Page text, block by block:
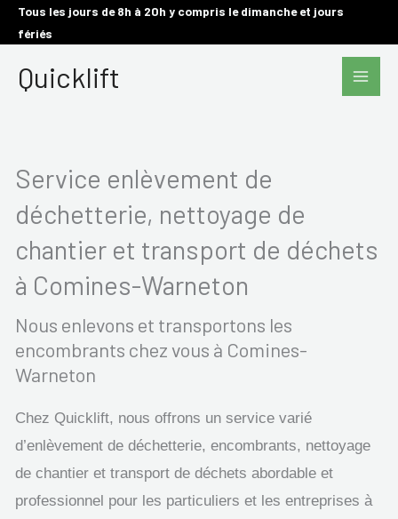
AllerTous les jours de 8h à 20h y compris le dimanche et jours
fériés
Quicklift
Main
Service enlèvement de
déchetterie, nettoyage de
chantier et transport de déchets
à Comines-Warneton
Nous enlevons et transportons les
encombrants chez vous à Comines-
Warneton
Chez Quicklift, nous offrons un service varié
d’enlèvement de déchetterie, encombrants, nettoyage
de chantier et transport de déchets abordable et
professionnel pour les particuliers et les entreprises à